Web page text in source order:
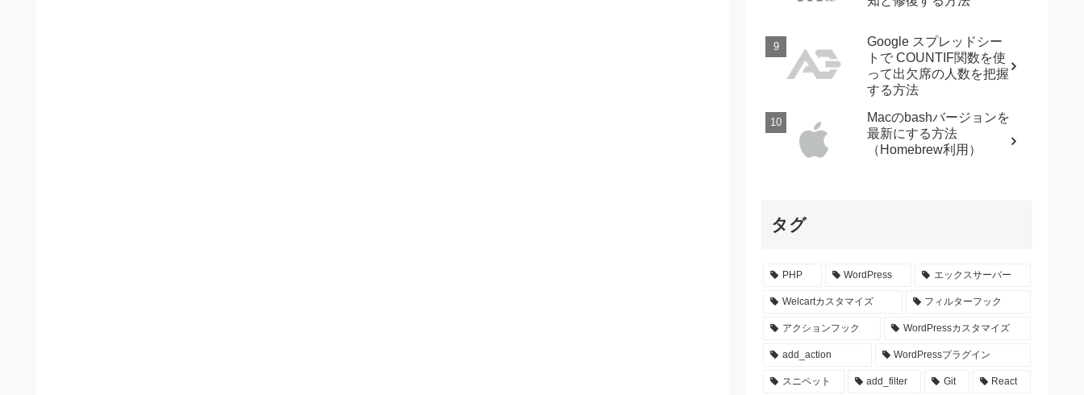
Google スプレッドシー
トで COUNTIF関数を使
って出欠席の人数を把握
する方法
Macのbashバージョンを
最新にする方法
（Homebrew利用）
タグ
PHP WordPress エックスサーバー
Welcartカスタマイズ フィルターフック
アクションフック WordPressカスタマイズ
add_action WordPressプラグイン
スニペット add_filter Git React